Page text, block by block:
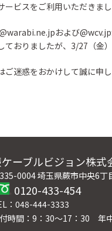
ビスをご利用いただきま
および
ておりましたが、3/27（金
ご迷惑をおかけして誠に申
ーブルビジョン株式
0004 埼玉県蕨市中央6丁
0120-433-454
：048-444-3333
時間：9：30～17：30 年